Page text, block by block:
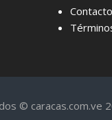
Contacto
© caracas.com.ve